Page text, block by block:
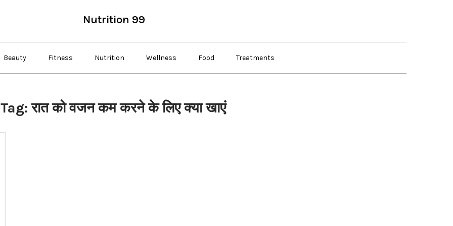
Nutrition 99
Beauty Fitness Nutrition Wellness Food Treatments
Tag:रात को वजन कम करने के लिए क्या खाएं